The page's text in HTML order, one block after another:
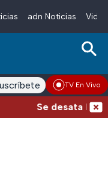
adn Noticias
adn Noticias RadioTV En Vivo
Se desata